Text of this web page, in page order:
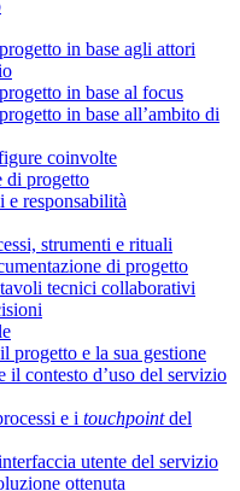
in base agli attori
in base al focus
in base all’ambito di
coinvolte
di progetto
responsabilità
strumenti e rituali
di progetto
tecnici collaborativi
progetto e la sua gestione
il contesto d’uso del servizio
e i touchpointdel
utente del servizio
ottenuta